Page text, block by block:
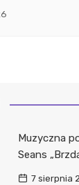
Muzyczna
Seans
7 sierpnia